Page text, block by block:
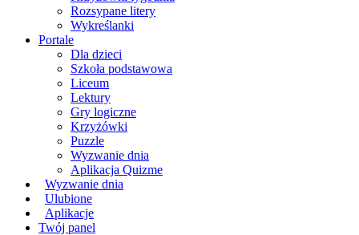
Rozsypane litery
Wykreślanki
Portale
Dla dzieci
Szkoła podstawowa
Liceum
Lektury
Gry logiczne
Krzyżówki
Puzzle
Wyzwanie dnia
Aplikacja Quizme
Wyzwanie dnia
Ulubione
Aplikacje
Twój panel